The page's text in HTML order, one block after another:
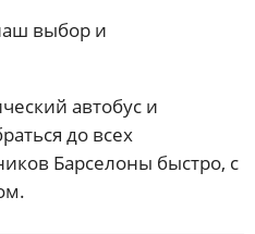
выбор и
автобус и
до всех
Барселоны быстро, с